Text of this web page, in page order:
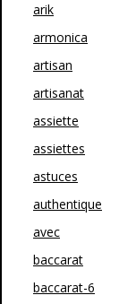
arik
armonica
artisan
artisanat
assiette
assiettes
astuces
authentique
avec
baccarat
baccarat-6